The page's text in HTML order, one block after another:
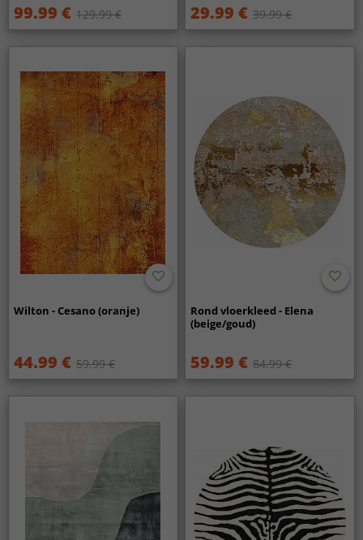
99.99 € 129.99 € 29.99 € 39.99 €
Wilton - Cesano (oranje)
44.99 € 59.99 €
Rond vloerkleed - Elena
(beige/goud)
59.99 € 84.99 €